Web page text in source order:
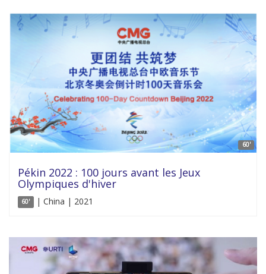
60'
Pékin 2022 : 100 jours avant les Jeux
Olympiques d'hiver
60' | China | 2021